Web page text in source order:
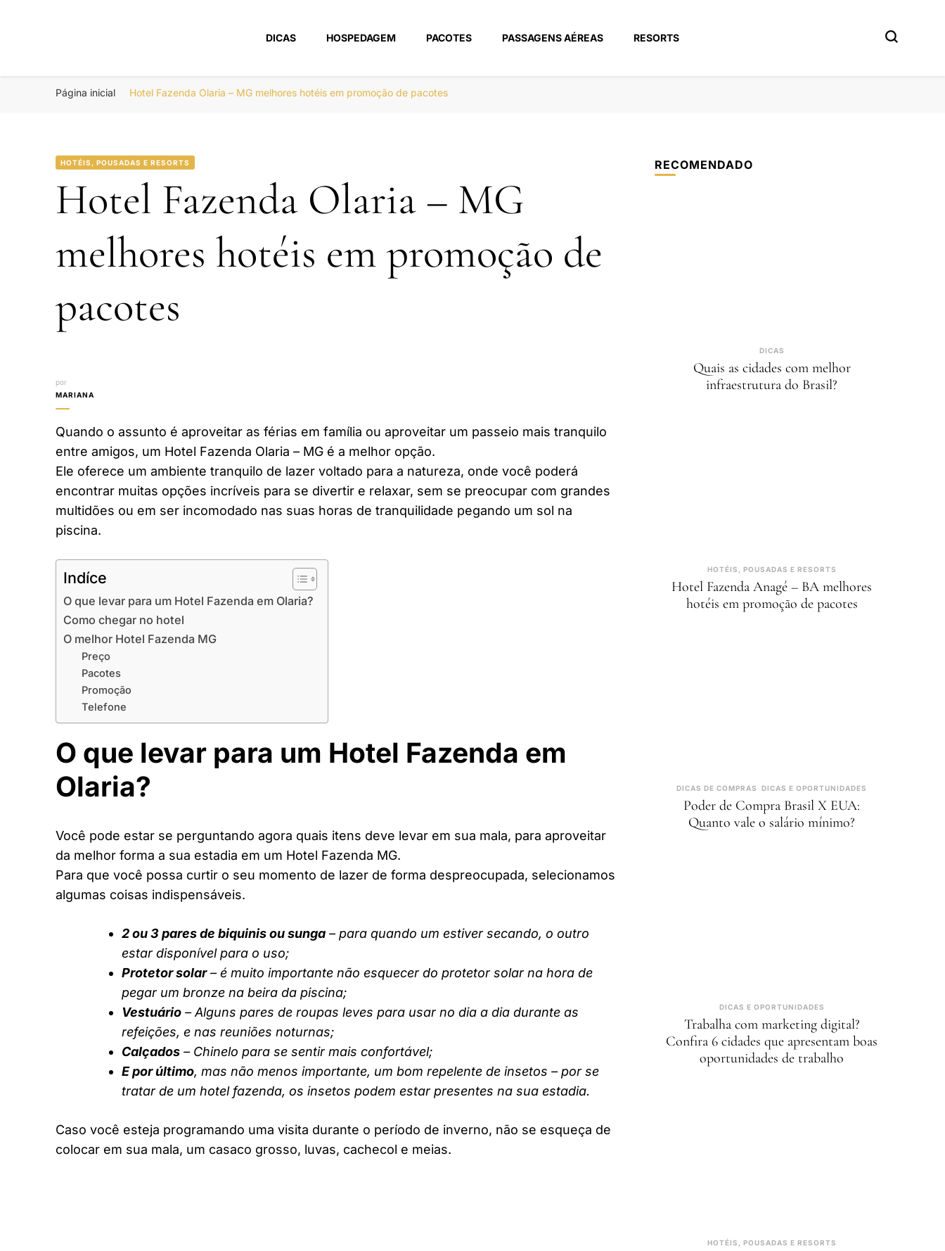
Portal Boa Viagem
DICAS HOSPEDAGEM PACOTES PASSAGENS AÉREAS RESORTS
Página inicial Hotel Fazenda Olaria – MG melhores hotéis em promoção de pacotes
HOTÉIS, POUSADAS E RESORTS
Hotel Fazenda Olaria – MG
melhores hotéis em promoção de
pacotes
por
MARIANA
Quando o assunto é aproveitar as férias em família ou aproveitar um passeio mais tranquilo
entre amigos, um Hotel Fazenda Olaria – MG é a melhor opção.
Ele oferece um ambiente tranquilo de lazer voltado para a natureza, onde você poderá
encontrar muitas opções incríveis para se divertir e relaxar, sem se preocupar com grandes
multidões ou em ser incomodado nas suas horas de tranquilidade pegando um sol na
piscina.
Indíce
O que levar para um Hotel Fazenda em Olaria?
Como chegar no hotel
O melhor Hotel Fazenda MG
Preço
Pacotes
Promoção
Telefone
O que levar para um Hotel Fazenda em
Olaria?
Você pode estar se perguntando agora quais itens deve levar em sua mala, para aproveitar
da melhor forma a sua estadia em um Hotel Fazenda MG.
Para que você possa curtir o seu momento de lazer de forma despreocupada, selecionamos
algumas coisas indispensáveis.
2 ou 3 pares de biquinis ou sunga – para quando um estiver secando, o outro
estar disponível para o uso;
Protetor solar– é muito importante não esquecer do protetor solar na hora de
pegar um bronze na beira da piscina;
Vestuário – Alguns pares de roupas leves para usar no dia a dia durante as
refeições, e nas reuniões noturnas;
Calçados – Chinelo para se sentir mais confortável;
E por último, mas não menos importante, um bom repelente de insetos – por se
tratar de um hotel fazenda, os insetos podem estar presentes na sua estadia.
Caso você esteja programando uma visita durante o período de inverno, não se esqueça de
colocar em sua mala, um casaco grosso, luvas, cachecol e meias.
RECOMENDADO
DICAS
Quais as cidades com melhor
infraestrutura do Brasil?
HOTÉIS, POUSADAS E RESORTS
Hotel Fazenda Anagé – BA melhores
hotéis em promoção de pacotes
DICAS DE COMPRAS DICAS E OPORTUNIDADES
Poder de Compra Brasil X EUA:
Quanto vale o salário mínimo?
DICAS E OPORTUNIDADES
Trabalha com marketing digital?
Confira 6 cidades que apresentam boas
oportunidades de trabalho
HOTÉIS, POUSADAS E RESORTS